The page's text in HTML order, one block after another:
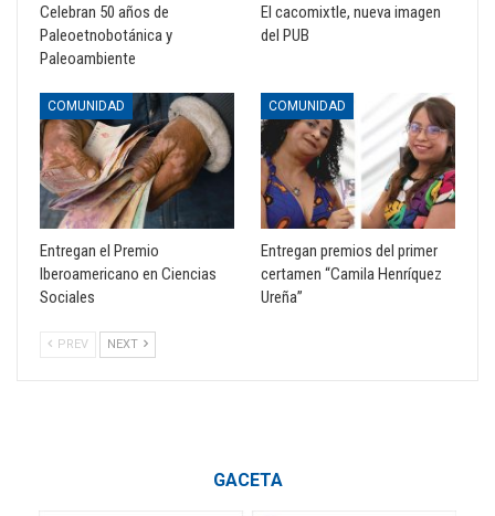
Celebran 50 años de
Paleoetnobotánica y
Paleoambiente
El cacomixtle, nueva imagen
del PUB
COMUNIDAD
Entregan el Premio
Iberoamericano en Ciencias
Sociales
COMUNIDAD
Entregan premios del primer
certamen “Camila Henríquez
Ureña”
PREV NEXT
GACETA